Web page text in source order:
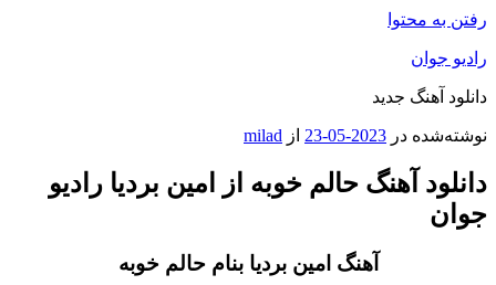
رفتن به محتوا
رادیو جوان
دانلود آهنگ جدید
نوشته‌شده در 2023-05-23 از milad
دانلود آهنگ حالم خوبه از امین بردیا رادیو
جوان
آهنگ امین بردیا بنام حالم خوبه